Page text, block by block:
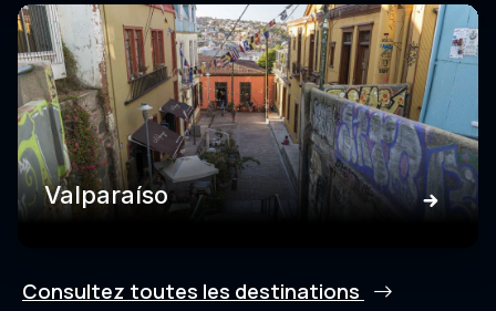
Valparaíso
Consultez toutes les destinations